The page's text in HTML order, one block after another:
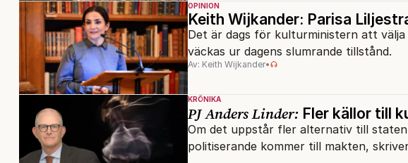
OPINION
Keith Wijkander: Parisa
Det är dags för kulturministern att
väckas ur dagens slumrande tillstånd.
Av: Keith Wijkander•
KRÖNIKA
PJ Anders Linder: Fler källor till
Om det uppstår fler alternativ till
politiserande kommer till makten,